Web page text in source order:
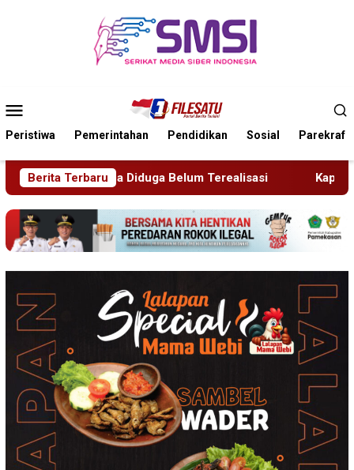
Mobile
Peristiwa Pemerintahan Pendidikan Sosial Parekraf
Berita Terbaru
Belum Terealisasi Kapolsek Dentim Hadiri